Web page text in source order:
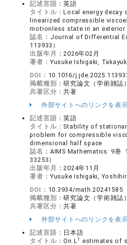
記述言語：英語
タイトル：Local energy
linearized compressible
motionless state in an exterior
誌名： Journal of Differential
113933）
出版年月：2026年02月
著者： Yusuke Ishigaki,
DOI： 10.1016/
掲載種別：研究論文（学術雑誌）
共著区分：共著
外部サイトへのリンクを表
記述言語：英語
タイトル： Stability of
problem for compressible
dimensional half space
誌名： AIMS Mathematics 9巻
33253）
出版年月：2024年11月
著者： Yusuke Ishigaki,
DOI： 10.3934/math.20241585
掲載種別：研究論文（学術雑誌）
共著区分：共著
外部サイトへのリンクを表
記述言語： 日本語
タイトル：On L1
estimates of